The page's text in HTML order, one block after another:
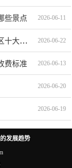
些景点 2026-06-11
商丘梁园区名胜古迹有哪些，商丘梁园区十大景点名胜古迹推荐 2026-06-22
费标准 2026-06-13
2026-06-20
2026-06-19
发展趋势